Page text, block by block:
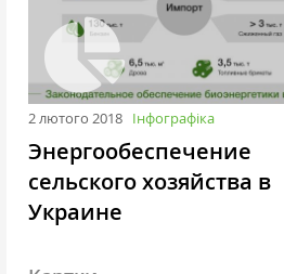
2 лютого 2018 Інфографіка
Энергообеспечение
сельского хозяйства в
Украине